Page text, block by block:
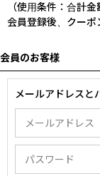
（使用条件：合計
会員登録後、クーポ
会員のお客様
メールアドレスと